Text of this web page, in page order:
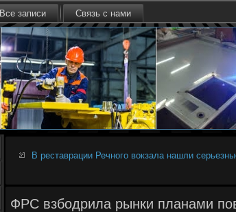
Все записи Связь с нами
В реставрации Речного вокзала нашли
ФРС взбодрила рынки планами